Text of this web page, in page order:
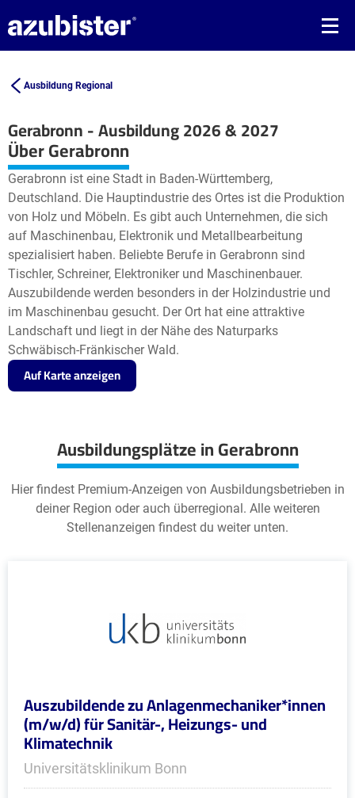
Ausbildung Regional
Gerabronn - Ausbildung 2026 & 2027
+
−
Leaflet| ©OpenStreetMap2
Über Gerabronn
Gerabronn ist eine Stadt in Baden-Württemberg,
Deutschland. Die Hauptindustrie des Ortes ist die Produktion
von Holz und Möbeln. Es gibt auch Unternehmen, die sich
auf Maschinenbau, Elektronik und Metallbearbeitung
spezialisiert haben. Beliebte Berufe in Gerabronn sind
Tischler, Schreiner, Elektroniker und Maschinenbauer.
Auszubildende werden besonders in der Holzindustrie und
im Maschinenbau gesucht. Der Ort hat eine attraktive
Landschaft und liegt in der Nähe des Naturparks
Schwäbisch-Fränkischer Wald.
Auf Karte anzeigen
Ausbildungsplätze in Gerabronn
Hier findest Premium-Anzeigen von Ausbildungsbetrieben in
deiner Region oder auch überregional. Alle weiteren
Stellenanzeigen findest du weiter unten.
Auszubildende zu Anlagenmechaniker*innen
(m/w/d) für Sanitär-, Heizungs- und
Klimatechnik
Universitätsklinikum Bonn